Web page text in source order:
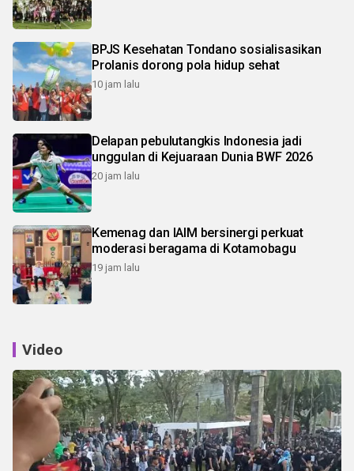
BPJS Kesehatan Tondano sosialisasikan
Prolanis dorong pola hidup sehat
10 jam lalu
Delapan pebulutangkis Indonesia jadi
unggulan di Kejuaraan Dunia BWF 2026
20 jam lalu
Kemenag dan IAIM bersinergi perkuat
moderasi beragama di Kotamobagu
19 jam lalu
Video